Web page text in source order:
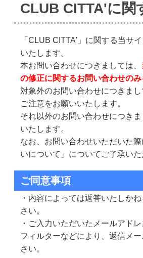
CLUB CITTA'に関
「CLUB CITTA'」に関する当サ
いたします。
本お問い合わせにつきましては、
の修正に関するお問い合わせのみ
対象外のお問い合わせにつきま
ご注意をお願いいたします。
それ以外のお問い合わせにつきま
いたします。
なお、お問い合わせいただいた
いについて」についてご了承い
ご同意事項
・内容によっては返答いたしか
さい。
・ご入力いただいたメールアド
フィルターなどにより、返信メ
さい。